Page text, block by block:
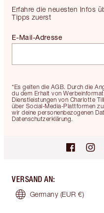
Erfahre die neuesten Infos
Tipps zuerst
*Es gelten die AGB. Durch die
du dem Erhalt von
Dienstleistungen von Charlotte
über Social-Media-Plattformen
wir deine personenbezogenen
Datenschutzerklärung.
E-Mail-Adresse
VERSAND AN:
Germany (EUR €)